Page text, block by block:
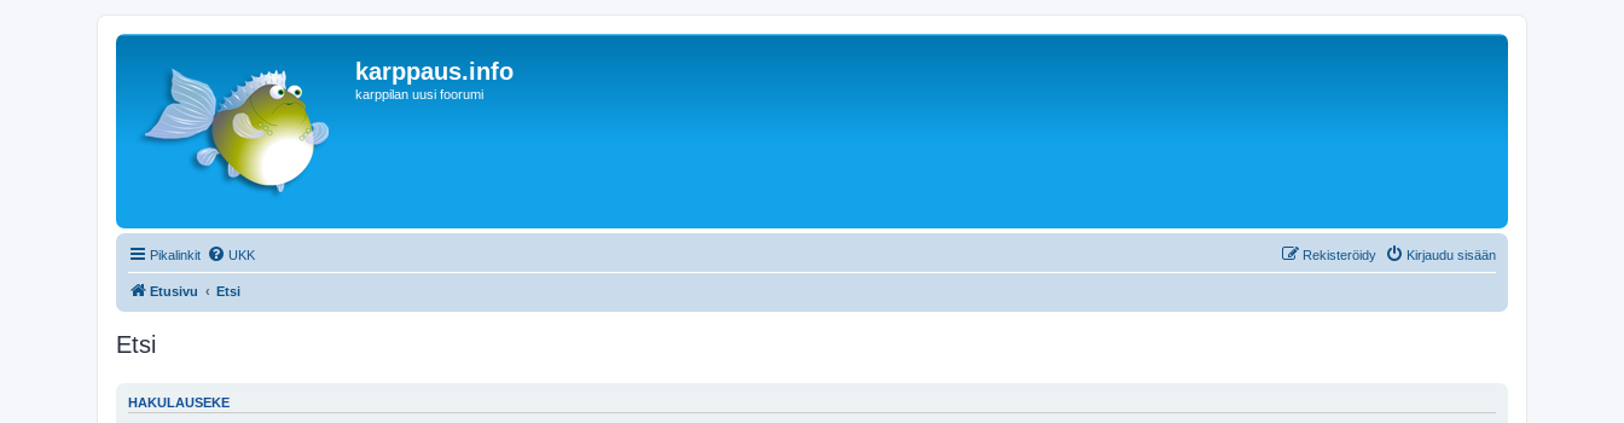
karppaus.info
karppilan uusi foorumi
Pikalinkit UKK Kirjaudu sisään
Rekisteröidy
Etusivu Etsi
Etsi
HAKULAUSEKE